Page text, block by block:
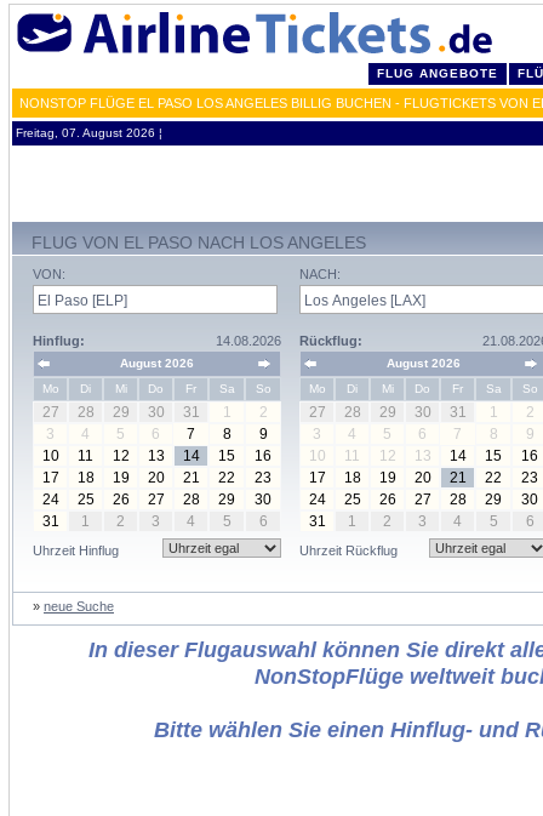
FLUG ANGEBOTE
NONSTOP FLÜGE EL PASO LOS ANGELES BILLIG BUCHEN - FLUGTICKETS VON
Freitag, 07. August 2026 ¦
FLUG VON EL PASO NACH LOS ANGELES
VON:
Hinflug: 14.08.2026
August 2026
Mo
Di Mi Do Fr Sa So
27 28 29 30 31 1
2
3
4 5 6 7 8
9
10
11 12 13 14 15
16
17
18 19 20 21 22
23
24
25 26 27 28 29
30
31
1 2 3 4 5 6
Uhrzeit Hinflug
NACH:
Rückflug:
August 2026
Mo
Di Mi Do Fr Sa So
27 28 29 30 31 1
2
3
4 5 6 7 8
9
10
11 12 13 14 15
16
17
18 19 20 21 22
23
24
25 26 27 28 29
30
31
1 2 3 4 5 6
Uhrzeit Rückflug
» neue Suche
In dieser Flugauswahl können Sie direkt
NonStopFlüge weltweit
Bitte wählen Sie einen Hinflug- und